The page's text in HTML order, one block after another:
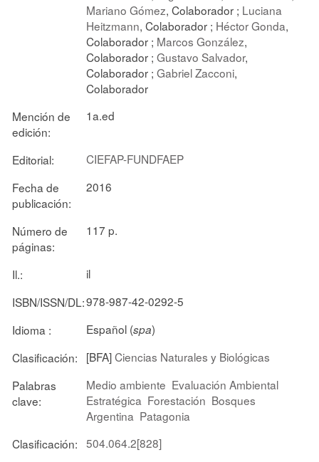
Mariano Gómez, Colaborador ; Luciana
Heitzmann, Colaborador ; Héctor Gonda,
Colaborador ; Marcos González,
Colaborador ; Gustavo Salvador,
Colaborador ; Gabriel Zacconi,
Colaborador
Mención de
edición:
1a.ed
Editorial:
CIEFAP-FUNDFAEP
Fecha de
publicación:
2016
Número de
páginas:
117 p.
Il.:
il
ISBN/ISSN/DL:978-987-42-0292-5
Idioma :
Español (spa)
Clasificación:
[BFA]Ciencias Naturales y Biológicas
Palabras
clave:
Medio ambiente Evaluación Ambiental
Estratégica Forestación Bosques
Argentina Patagonia
Clasificación: 504.064.2[828]